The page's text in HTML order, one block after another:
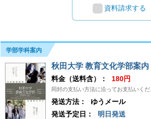
資料請求する
学部学科案内
秋田大学 教育文化学部案内
料金（送料含）： 180円
同封の支払い方法に沿ってお支払いく
発送方法：
ゆうメール
発送予定日：
明日発送